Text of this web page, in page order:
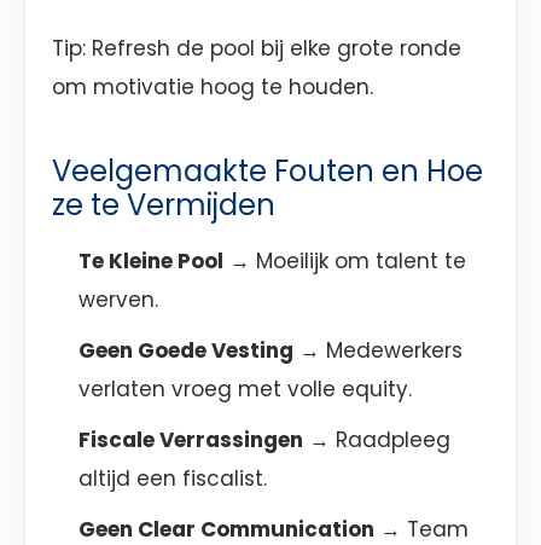
Tip: Refresh de pool bij elke grote ronde
om motivatie hoog te houden.
Veelgemaakte Fouten en Hoe
ze te Vermijden
Te Kleine Pool → Moeilijk om talent te
werven.
Geen Goede Vesting → Medewerkers
verlaten vroeg met volle equity.
Fiscale Verrassingen → Raadpleeg
altijd een fiscalist.
Geen Clear Communication → Team